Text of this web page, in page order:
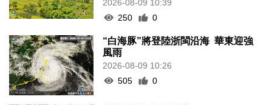
2026-08-09 10:39
250
0
“白海豚”將登陸浙閩沿海 華東迎強
風雨
2026-08-09 10:26
505
0